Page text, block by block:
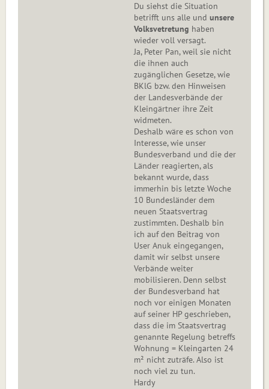
Du siehst die Situation
betrifft uns alle und unsere
Volksvetretung haben
wieder voll versagt.
Ja, Peter Pan, weil sie nicht
die ihnen auch
zugänglichen Gesetze, wie
BKlG bzw. den Hinweisen
der Landesverbände der
Kleingärtner ihre Zeit
widmeten.
Deshalb wäre es schon von
Interesse, wie unser
Bundesverband und die der
Länder reagierten, als
bekannt wurde, dass
immerhin bis letzte Woche
10 Bundesländer dem
neuen Staatsvertrag
zustimmten. Deshalb bin
ich auf den Beitrag von
User Anuk eingegangen,
damit wir selbst unsere
Verbände weiter
mobilisieren. Denn selbst
der Bundesverband hat
noch vor einigen Monaten
auf seiner HP geschrieben,
dass die im Staatsvertrag
genannte Regelung betreffs
Wohnung = Kleingarten 24
m² nicht zuträfe. Also ist
noch viel zu tun.
Hardy